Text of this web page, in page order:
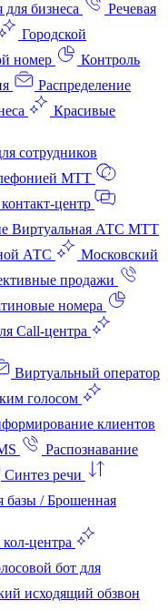
бизнеса
Речевая
Городской
номер
Контроль
Распределение
Красивые
сотрудников
МТТ
Виртуальная АТС МТТ
АТС
Московский
продажи
номера
Call-центра
Виртуальный оператор
голосом
клиентов
Распознавание
Синтез речи
базы / Брошенная
бот для
исходящий обзвон